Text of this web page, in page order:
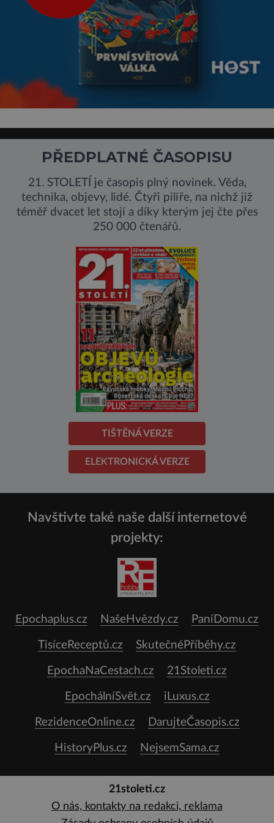
PŘEDPLATNÉ ČASOPISU
21. STOLETÍ je časopis plný novinek. Věda,
technika, objevy, lidé. Čtyři pilíře, na nichž již
téměř dvacet let stojí a díky kterým jej čte přes
250 000 čtenářů.
TIŠTĚNÁ VERZE
ELEKTRONICKÁ VERZE
Navštivte také naše další internetové
projekty:
Epochaplus.cz NašeHvězdy.cz PaníDomu.cz
TisíceReceptů.cz SkutečnéPříběhy.cz
EpochaNaCestach.cz 21Stoleti.cz
EpochálníSvět.cz iLuxus.cz
RezidenceOnline.cz DarujteČasopis.cz
HistoryPlus.cz NejsemSama.cz
21stoleti.cz
O nás, kontakty na redakci, reklama